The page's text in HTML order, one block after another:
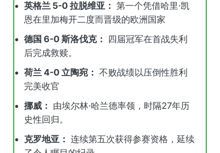
英格兰 5-0 拉脱维亚： 第一个凭借哈里·凯
恩在里加梅开二度而晋级的欧洲国家
德国 6-0 斯洛伐克：
四届冠军在首战失利
后完成救赎。
荷兰 4-0 立陶宛： 不败战绩以压倒性胜利
完美收官
挪威：
由埃尔林·哈兰德率领，时隔27年历
史性回归。
克罗地亚： 连续第五次获得参赛资格，延续